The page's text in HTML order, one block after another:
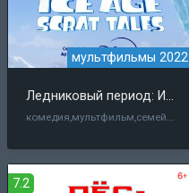
мультфильмы 2022
Ледниковый период: Истории Скрата
комедия,мультфильм,семейный,короткометражка
7.2